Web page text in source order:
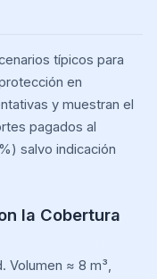
típicos para
en
y muestran el
pagados al
salvo indicación
la Cobertura
Volumen ≈ 8 m³,